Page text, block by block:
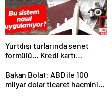
Yurtdışı turlarında senet
formülü… Kredi kartı
çıktı
Bakan Bolat: ABD ile 100
milyar dolar ticaret hacmini